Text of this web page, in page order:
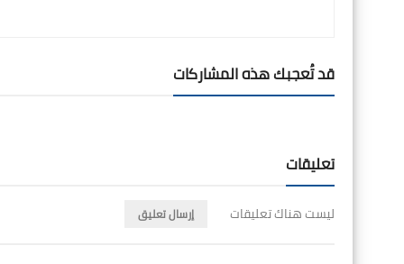
قد تُعجبك هذه المشاركات
تعليقات
ليست هناك تعليقات إرسال تعليق